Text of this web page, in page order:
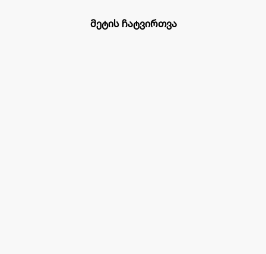
მეტის ჩატვირთვა